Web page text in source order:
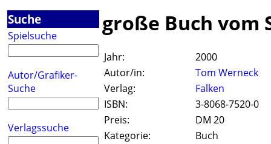
Suche
Spielsuche
Autor/Grafiker-
Suche
Verlagssuche
große Buch vom
Jahr:
2000
Autor/in:
Tom Werneck
Verlag:
Falken
ISBN:
3-8068-7520-0
Preis:
DM 20
Kategorie:
Buch